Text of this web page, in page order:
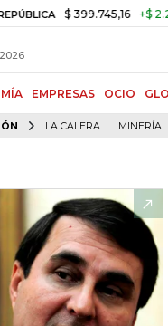
$ 399.745,16 +$ 2.295,71
EMPRESAS OCIO
LA CALERA MINERÍA